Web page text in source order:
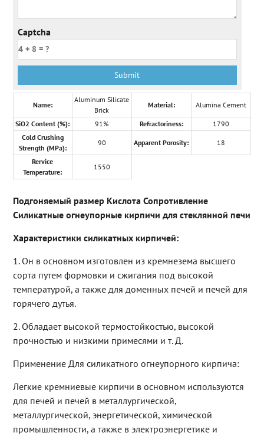
Captcha
Name:
Aluminum Silicate
Brick
Material: Alumina Cement
SiO2 Content (%): 91% Refractoriness:
1790
Cold Crushing
Strength (MPa):
90 Apparent Porosity: 18
Rervice
Temperature:
1550
Подгоняемый размер Кислота Сопротивление
Силикатные огнеупорные кирпичи для стеклянной печи
Характеристики силикатных кирпичей:
1. Он в основном изготовлен из кремнезема высшего
сорта путем формовки и сжигания под высокой
температурой, а также для доменных печей и печей для
горячего дутья.
2. Обладает высокой термостойкостью, высокой
прочностью и низкими примесями и т. Д.
Применение Для силикатного огнеупорного кирпича:
Легкие кремниевые кирпичи в основном используются
для печей и печей в металлургической,
металлургической, энергетической, химической
промышленности, а также в электроэнергетике и